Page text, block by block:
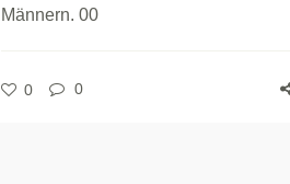
Männern. 00
0 0